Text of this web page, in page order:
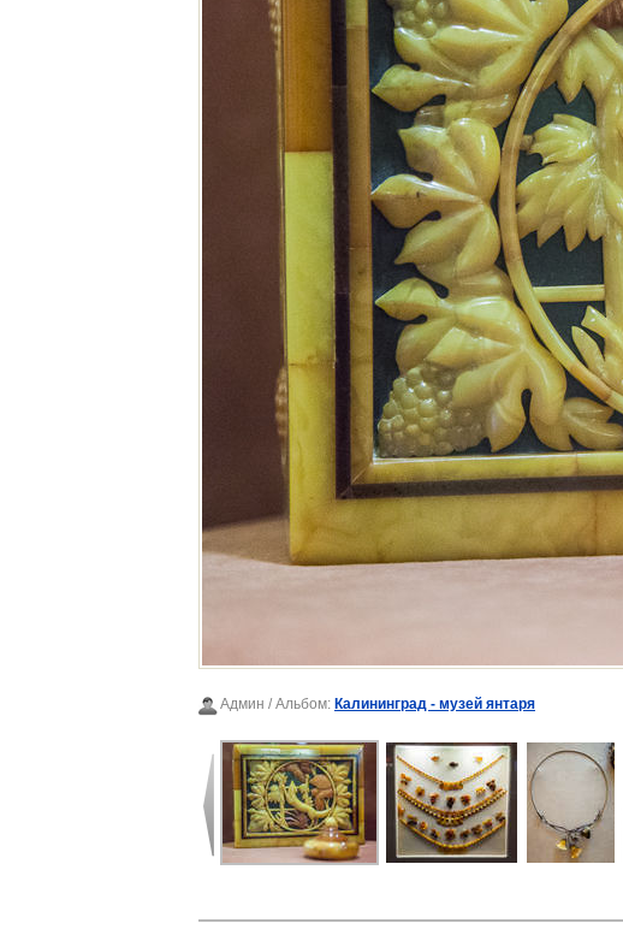
Админ / Альбом: Калининград - музей янтаря